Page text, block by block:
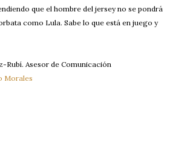
que el hombre del jersey no se pondrá
como Lula. Sabe lo que está en juego y
Rubí. Asesor de Comunicación
Morales